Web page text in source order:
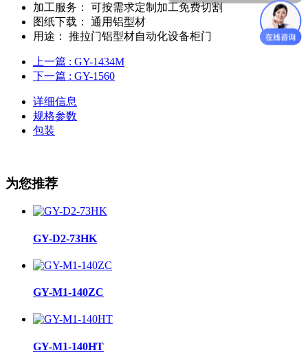
加工服务：
可按需求定制加工免费切割
图纸下载：
通用铝型材
用途：
推拉门铝型材自动化设备柜门
上一篇 : GY-1434M
下一篇 : GY-1560
详细信息
规格参数
包装
为您推荐
GY-D2-73HK
GY-M1-140ZC
GY-M1-140HT